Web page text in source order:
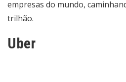
empresas do mundo,
trilhão.
Uber